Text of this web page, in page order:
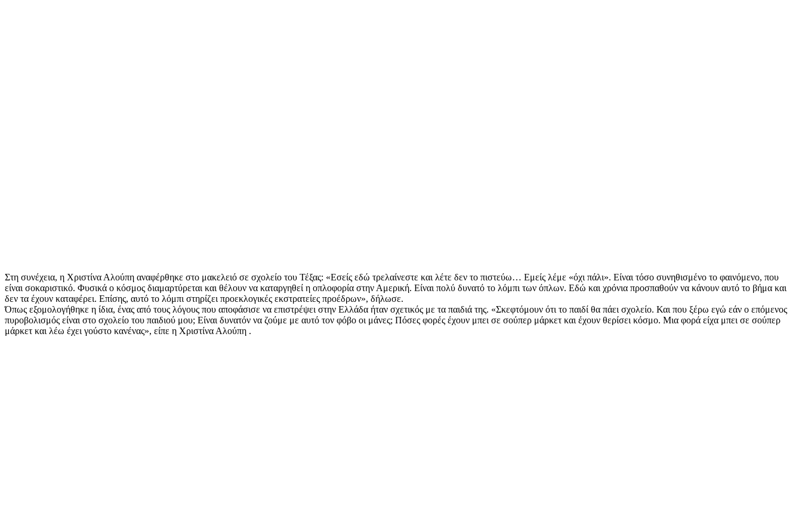
Στη συνέχεια, η Χριστίνα Αλούπη αναφέρθηκε στο μακελειό σε σχολείο του Τέξας: «Εσείς εδώ τρελαίνεστε και λέτε δεν το πιστεύω… Εμείς λέμε «όχι πάλι». Είναι τόσο συνηθισμένο το φαινόμενο, που
είναι σοκαριστικό. Φυσικά ο κόσμος διαμαρτύρεται και θέλουν να καταργηθεί η οπλοφορία στην Αμερική. Είναι πολύ δυνατό το λόμπι των όπλων. Εδώ και χρόνια προσπαθούν να κάνουν αυτό το βήμα και
δεν τα έχουν καταφέρει. Επίσης, αυτό το λόμπι στηρίζει προεκλογικές εκστρατείες προέδρων», δήλωσε.
Όπως εξομολογήθηκε η ίδια, ένας από τους λόγους που αποφάσισε να επιστρέψει στην Ελλάδα ήταν σχετικός με τα παιδιά της. «Σκεφτόμουν ότι το παιδί θα πάει σχολείο. Και που ξέρω εγώ εάν ο επόμενος
πυροβολισμός είναι στο σχολείο του παιδιού μου; Είναι δυνατόν να ζούμε με αυτό τον φόβο οι μάνες; Πόσες φορές έχουν μπει σε σούπερ μάρκετ και έχουν θερίσει κόσμο. Μια φορά είχα μπει σε σούπερ
μάρκετ και λέω έχει γούστο κανένας», είπε η Χριστίνα Αλούπη .